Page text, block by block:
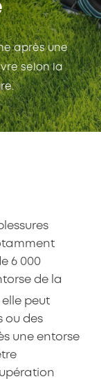
après une
selon la
6 000
de la
peut
ou des
une entorse